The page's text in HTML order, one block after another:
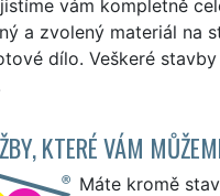
vám kompletně
a zvolený materiál na
dílo. Veškeré
KTERÉ VÁM
Máte kromě